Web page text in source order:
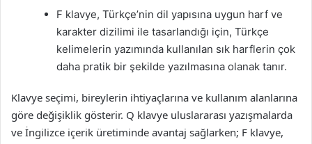
F klavye, Türkçe’nin dil yapısına uygun harf ve
karakter dizilimi ile tasarlandığı için, Türkçe
kelimelerin yazımında kullanılan sık harflerin çok
daha pratik bir şekilde yazılmasına olanak tanır.
Klavye seçimi, bireylerin ihtiyaçlarına ve kullanım alanlarına
göre değişiklik gösterir. Q klavye uluslararası yazışmalarda
ve İngilizce içerik üretiminde avantaj sağlarken; F klavye,